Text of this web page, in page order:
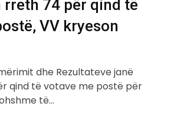
rreth 74 për qind të
VV kryeson
dhe Rezultateve janë
qind të votave me postë për
të…